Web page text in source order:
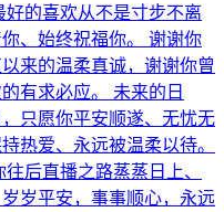
的喜欢从不是寸步不离
、始终祝福你。 谢谢你
来的温柔真诚，谢谢你曾
有求必应。 未来的日
只愿你平安顺遂、无忧无
热爱、永远被温柔以待。
后直播之路蒸蒸日上、
岁平安，事事顺心，永远